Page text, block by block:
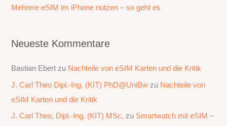
Mehrere eSIM im iPhone nutzen – so geht es
Neueste Kommentare
Bastian Ebert zu Nachteile von eSIM Karten und die Kritik
J. Carl Theo Dipl.-Ing. (KIT) PhD@UniBw zu Nachteile von
eSIM Karten und die Kritik
J. Carl Theo, Dipl.-Ing. (KIT) MSc, zu Smartwatch mit eSIM –